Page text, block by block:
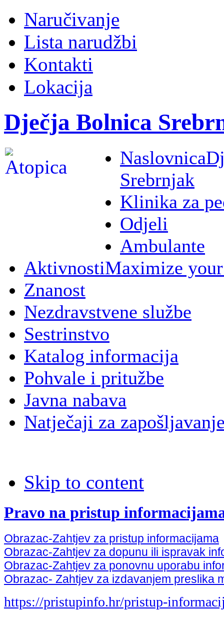
Naručivanje
Lista narudžbi
Kontakti
Lokacija
Dječja Bolnica
Naslovnica
Srebrnjak
Klinika za
Odjeli
Ambulante
AktivnostiMaximize
Znanost
Nezdravstvene službe
Sestrinstvo
Katalog informacija
Pohvale i pritužbe
Javna nabava
Natječaji za
Skip to content
Pravo na pristup
Obrazac-Zahtjev za pristup informacijama
Obrazac-Zahtjev za dopunu ili ispravak
Obrazac-Zahtjev za ponovnu uporabu
Obrazac- Zahtjev za izdavanjem preslika
https://pristupinfo.hr/pristup-